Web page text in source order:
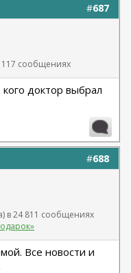
#687
117 сообщениях
доктор выбрал
#688
в 24 811 сообщениях
Все новости и